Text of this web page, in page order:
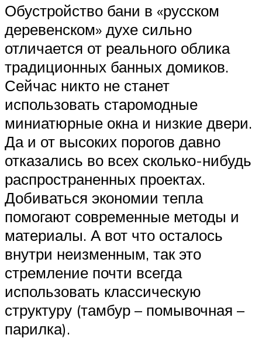
Обустройство бани в «русском
деревенском» духе сильно
отличается от реального облика
традиционных банных домиков.
Сейчас никто не станет
использовать старомодные
миниатюрные окна и низкие двери.
Да и от высоких порогов давно
отказались во всех сколько-нибудь
распространенных проектах.
Добиваться экономии тепла
помогают современные методы и
материалы. А вот что осталось
внутри неизменным, так это
стремление почти всегда
использовать классическую
структуру (тамбур – помывочная –
парилка).